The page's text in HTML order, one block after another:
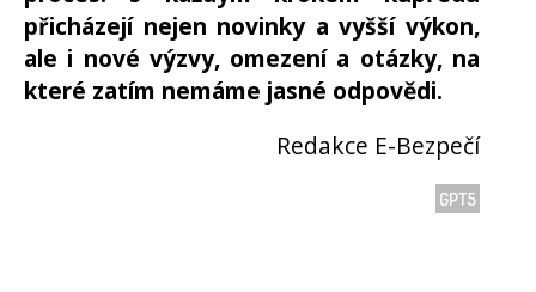
přicházejí nejen novinky a vyšší výkon,
ale i nové výzvy, omezení a otázky, na
které zatím nemáme jasné odpovědi.
Redakce E-Bezpečí
GPT5